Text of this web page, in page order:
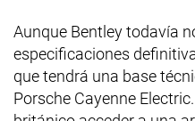
Aunque Bentley todavía
especificaciones
que tendrá una base
Porsche Cayenne